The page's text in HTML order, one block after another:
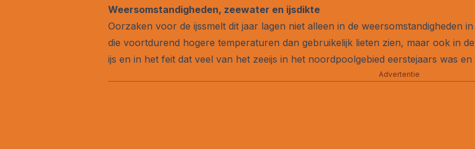
Weersomstandigheden, zeewater en ijsdikte
Oorzaken voor de ijssmelt dit jaar lagen niet alleen in de weersomstandigheden
die voortdurend hogere temperaturen dan gebruikelijk lieten zien, maar ook in
ijs en in het feit dat veel van het zeeijs in het noordpoolgebied eerstejaars was
Advertentie